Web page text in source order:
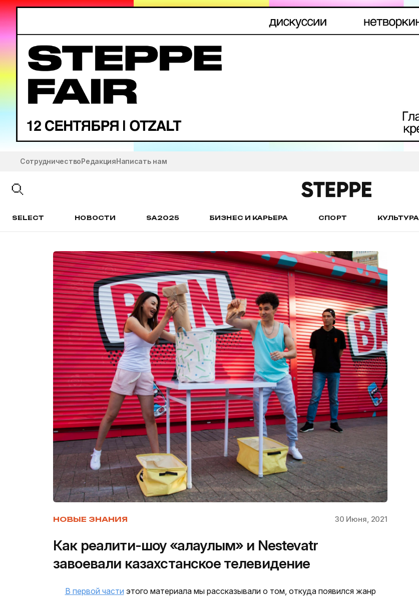
СотрудничествоРедакцияНаписать нам
SELECT НОВОСТИ SA2025 БИЗНЕС И КАРЬЕРА СПОРТ КУЛЬТУРА
НОВЫЕ ЗНАНИЯ 30 Июня, 2021
Как реалити-шоу «Қалаулым» и Nestevatr
завоевали казахстанское телевидение
В первой части этого материала мы рассказывали о том, откуда появился жанр